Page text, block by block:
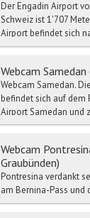
Der Engadin Airport
Schweiz ist 1'707
Airport befindet sich
Samedan, rund 5 Km...
Webcam Samedan
Webcam Samedan.
befindet sich auf dem
Airport Samedan und
Osten. Der Eng...
Webcam
Graubünden)
Pontresina verdankt
am Bernina-Pass und
Mittelalter war der